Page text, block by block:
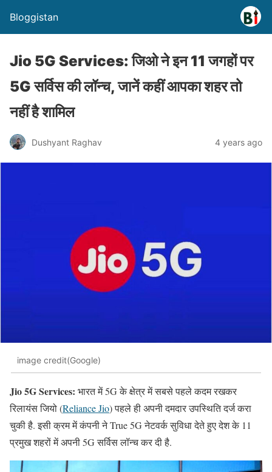
Bloggistan
Jio 5G Services: जिओ ने इन 11 जगहों पर
5G सर्विस की लॉन्च, जानें कहीं आपका शहर तो
नहीं है शामिल
Dushyant Raghav 4 years ago
image credit(Google)
Jio 5G Services: भारत में 5G के क्षेत्र में सबसे पहले कदम रखकर
रिलायंस जियो (Reliance Jio) पहले ही अपनी दमदार उपस्थिति दर्ज करा
चुकी है. इसी क्रम में कंपनी ने True 5G नेटवर्क सुविधा देते हुए देश के 11
प्रमुख शहरों में अपनी 5G सर्विस लॉन्च कर दी है.